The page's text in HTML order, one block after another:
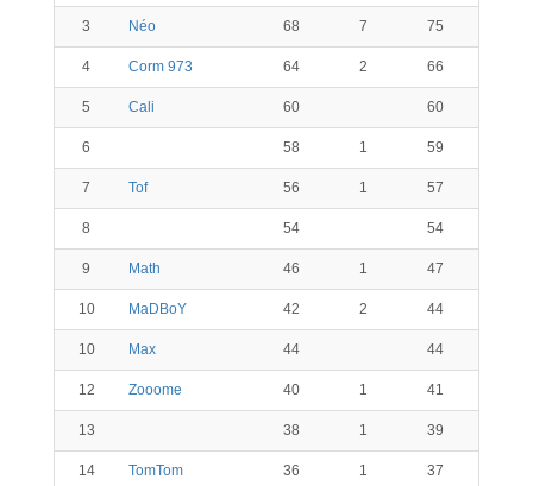
3 Néo 68 7 75
4 Corm 973 64 2 66
5 Cali 60 60
6 58 1 59
7 Tof 56 1 57
8 54 54
9 Math 46 1 47
10 MaDBoY 42 2 44
10 Max 44 44
12 Zooome 40 1 41
13 38 1 39
14 TomTom 36 1 37